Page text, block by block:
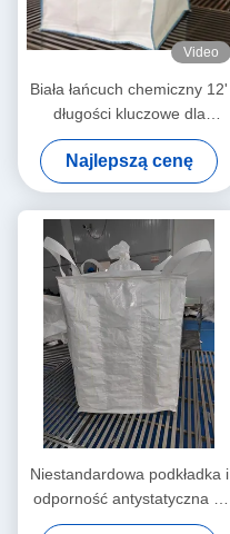
Video
Biała łańcuch chemiczny 12'
długości kluczowe dla
zastosowań przemysłowych
Najlepszą cenę
Niestandardowa podkładka i
odporność antystatyczna w
worku zewnętrznym